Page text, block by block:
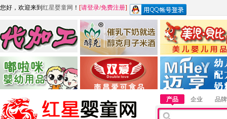
您好，欢迎来到 红星婴童网 ！ [请登录/免费注册]
江西麦嘟嘟食品有限公司
青岛嘟啦咪婴幼儿用品公司
江西醇之客月子米酒 惠州市美儿婴儿用品
湖南迈亨母婴用品有限
产品 企业 品牌